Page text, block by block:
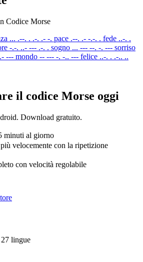
Codice Morse
... .--. . .-. .- -. pace .--. .- -.-. . fede ..-. .
-.-. ..- --- .-. . sogno ... --- --. -. --- sorriso
--- mondo -- --- -. -.. --- felice ..-. . .-.. ..
il codice Morse oggi
Download gratuito.
minuti al giorno
velocemente con la ripetizione
con velocità regolabile
lingue